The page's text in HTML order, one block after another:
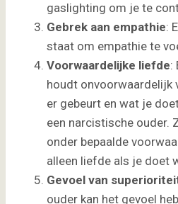
gaslighting om je te
Gebrek aan empathie:
staat om empathie te
Voorwaardelijke liefde:
houdt onvoorwaardelijk
er gebeurt en wat je
een narcistische ouder.
onder bepaalde
alleen liefde als je doet
Gevoel van
ouder kan het gevoel